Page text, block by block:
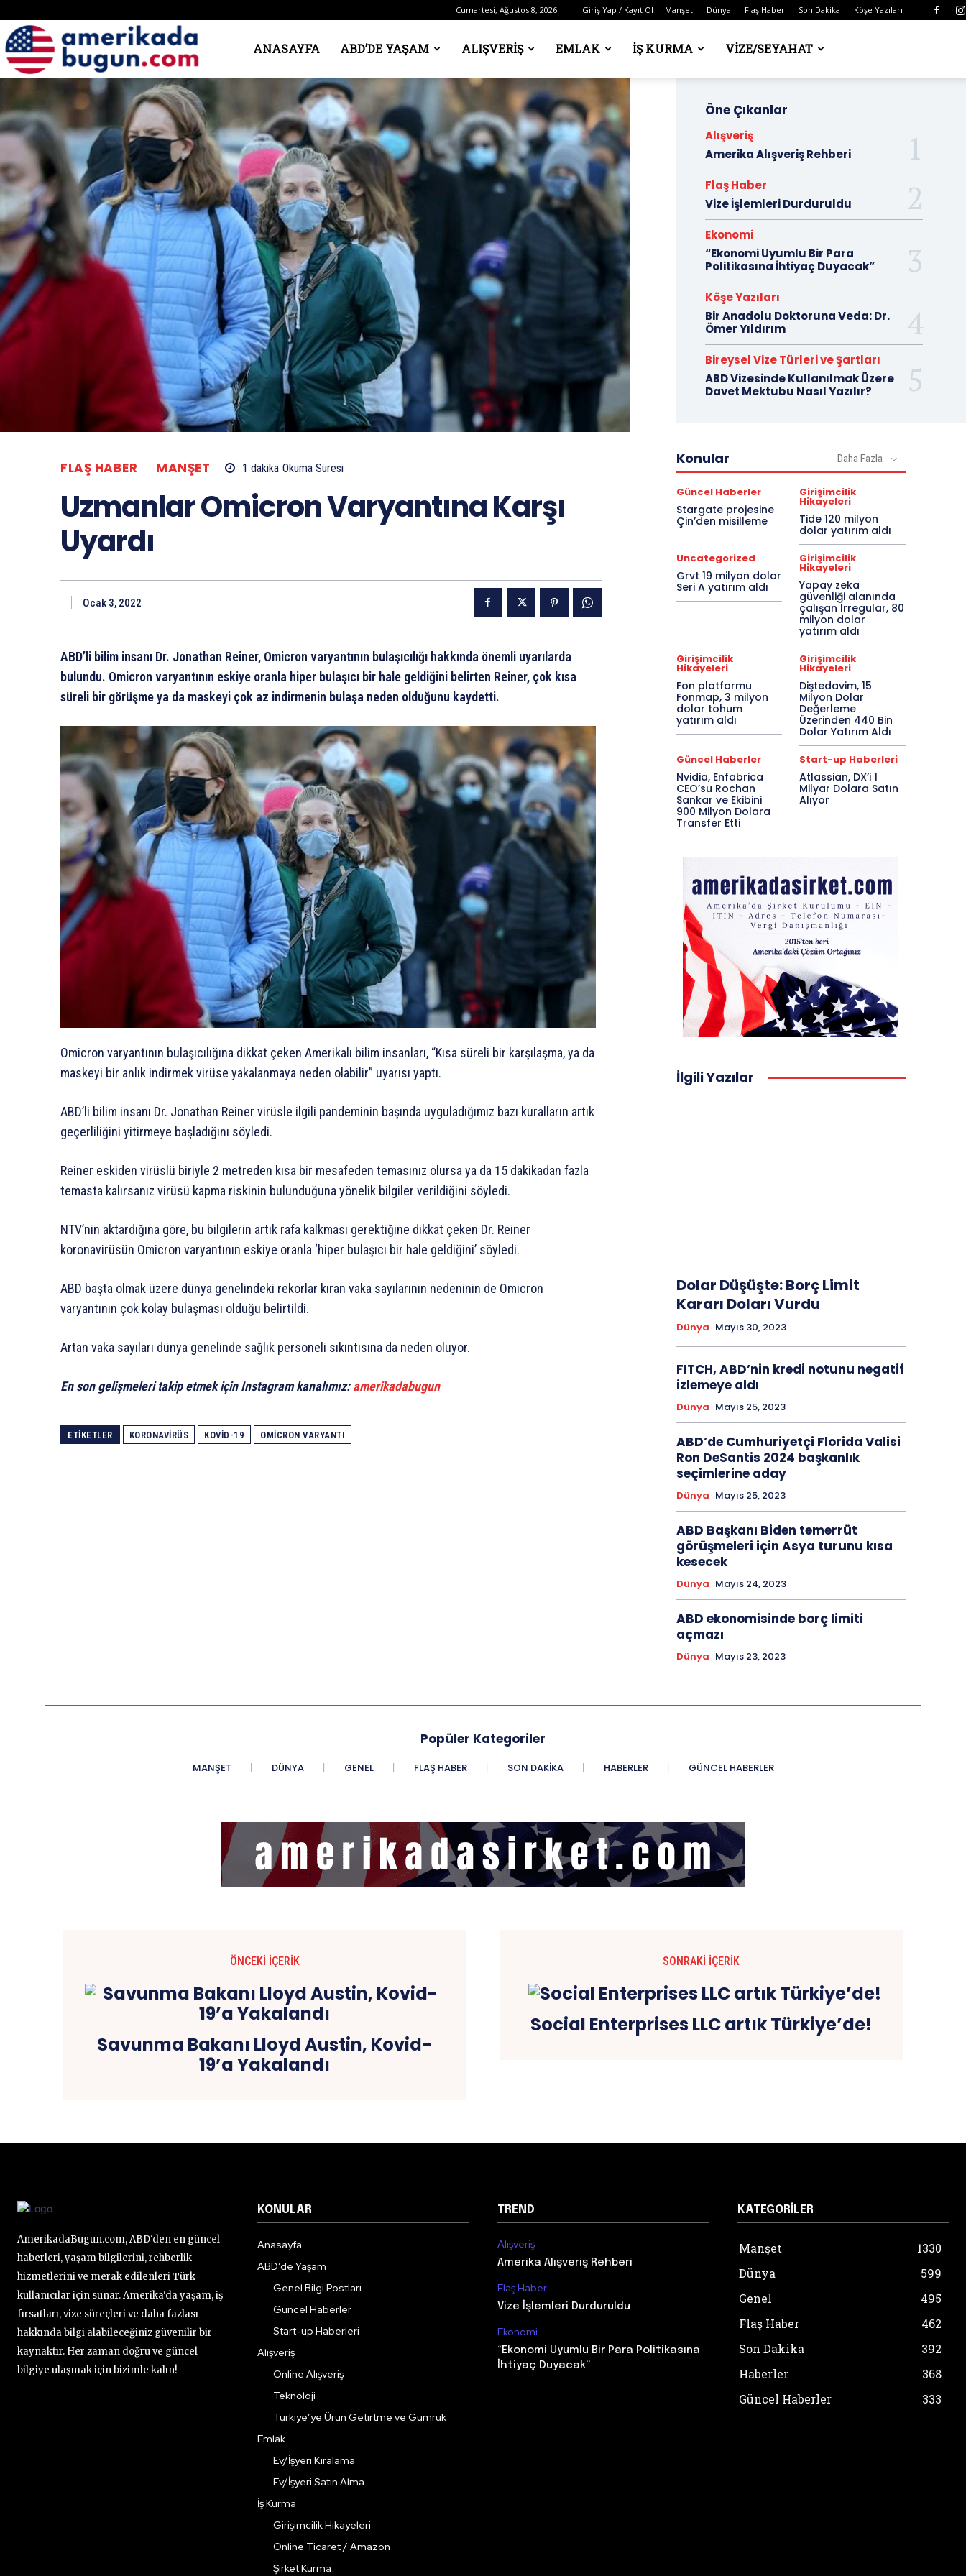
Cumartesi, Ağustos 8, 2026 Giriş Yap / Kayıt Ol Manşet Dünya Flaş Haber Son Dakika Köşe Yazıları
Amerika’da
Bugün
ANASAYFA ABD’DE YAŞAM ALIŞVERIŞ EMLAK İŞ KURMA VIZE/SEYAHAT
FLAŞ HABER MANŞET 1 dakika Okuma Süresi
Uzmanlar Omicron Varyantına Karşı
Uyardı
Ocak 3, 2022
ABD’li bilim insanı Dr. Jonathan Reiner, Omicron varyantının bulaşıcılığı hakkında önemli uyarılarda
bulundu. Omicron varyantının eskiye oranla hiper bulaşıcı bir hale geldiğini belirten Reiner, çok kısa
süreli bir görüşme ya da maskeyi çok az indirmenin bulaşa neden olduğunu kaydetti.
Omicron varyantının bulaşıcılığına dikkat çeken Amerikalı bilim insanları, “Kısa süreli bir karşılaşma, ya da
maskeyi bir anlık indirmek virüse yakalanmaya neden olabilir” uyarısı yaptı.
ABD’li bilim insanı Dr. Jonathan Reiner virüsle ilgili pandeminin başında uyguladığımız bazı kuralların artık
geçerliliğini yitirmeye başladığını söyledi.
Reiner eskiden virüslü biriyle 2 metreden kısa bir mesafeden temasınız olursa ya da 15 dakikadan fazla
temasta kalırsanız virüsü kapma riskinin bulunduğuna yönelik bilgiler verildiğini söyledi.
NTV’nin aktardığına göre, bu bilgilerin artık rafa kalkması gerektiğine dikkat çeken Dr. Reiner
koronavirüsün Omicron varyantının eskiye oranla ‘hiper bulaşıcı bir hale geldiğini’ söyledi.
ABD başta olmak üzere dünya genelindeki rekorlar kıran vaka sayılarının nedeninin de Omicron
varyantının çok kolay bulaşması olduğu belirtildi.
Artan vaka sayıları dünya genelinde sağlık personeli sıkıntısına da neden oluyor.
En son gelişmeleri takip etmek için Instagram kanalımız:amerikadabugun
ETIKETLER KORONAVIRÜS KOVID-19 OMICRON VARYANTI
Öne Çıkanlar
Alışveriş
Amerika Alışveriş Rehberi
Flaş Haber
Vize İşlemleri Durduruldu
Ekonomi
“Ekonomi Uyumlu Bir Para
Politikasına İhtiyaç Duyacak”
Köşe Yazıları
Bir Anadolu Doktoruna Veda: Dr.
Ömer Yıldırım
Bireysel Vize Türleri ve Şartları
ABD Vizesinde Kullanılmak Üzere
Davet Mektubu Nasıl Yazılır?
Konular Daha Fazla
Güncel Haberler
Stargate projesine
Çin’den misilleme
Girişimcilik
Hikayeleri
Tide 120 milyon
dolar yatırım aldı
Uncategorized
Grvt 19 milyon dolar
Seri A yatırım aldı
Girişimcilik
Hikayeleri
Yapay zeka
güvenliği alanında
çalışan Irregular, 80
milyon dolar
yatırım aldı
Girişimcilik
Hikayeleri
Fon platformu
Fonmap, 3 milyon
dolar tohum
yatırım aldı
Girişimcilik
Hikayeleri
Diştedavim, 15
Milyon Dolar
Değerleme
Üzerinden 440 Bin
Dolar Yatırım Aldı
Güncel Haberler
Nvidia, Enfabrica
CEO’su Rochan
Sankar ve Ekibini
900 Milyon Dolara
Transfer Etti
Start-up Haberleri
Atlassian, DX’i 1
Milyar Dolara Satın
Alıyor
İlgili Yazılar
Dolar Düşüşte: Borç Limit
Kararı Doları Vurdu
Dünya Mayıs 30, 2023
FITCH, ABD’nin kredi notunu negatif
izlemeye aldı
Dünya Mayıs 25, 2023
ABD’de Cumhuriyetçi Florida Valisi
Ron DeSantis 2024 başkanlık
seçimlerine aday
Dünya Mayıs 25, 2023
ABD Başkanı Biden temerrüt
görüşmeleri için Asya turunu kısa
kesecek
Dünya Mayıs 24, 2023
ABD ekonomisinde borç limiti
açmazı
Dünya Mayıs 23, 2023
Popüler Kategoriler
MANŞET DÜNYA GENEL FLAŞ HABER SON DAKIKA HABERLER GÜNCEL HABERLER
ÖNCEKI İÇERIK
Savunma Bakanı Lloyd Austin, Kovid-
19’a Yakalandı
SONRAKI İÇERIK
Social Enterprises LLC artık Türkiye’de!
AmerikadaBugun.com, ABD'den en güncel
haberleri, yaşam bilgilerini, rehberlik
hizmetlerini ve merak edilenleri Türk
kullanıcılar için sunar. Amerika'da yaşam, iş
fırsatları, vize süreçleri ve daha fazlası
hakkında bilgi alabileceğiniz güvenilir bir
kaynaktır. Her zaman doğru ve güncel
bilgiye ulaşmak için bizimle kalın!
KONULAR
Anasayfa
ABD’de Yaşam
Genel Bilgi Postları
Güncel Haberler
Start-up Haberleri
Alışveriş
Online Alışveriş
Teknoloji
Türkiye’ye Ürün Getirtme ve Gümrük
Emlak
Ev/İşyeri Kiralama
Ev/İşyeri Satın Alma
İş Kurma
Girişimcilik Hikayeleri
Online Ticaret / Amazon
Şirket Kurma
TREND
Alışveriş
Amerika Alışveriş Rehberi
Flaş Haber
Vize İşlemleri Durduruldu
Ekonomi
“Ekonomi Uyumlu Bir Para Politikasına
İhtiyaç Duyacak”
KATEGORILER
Manşet
1330
Dünya
599
Genel
495
Flaş Haber
462
Son Dakika
392
Haberler
368
Güncel Haberler
333